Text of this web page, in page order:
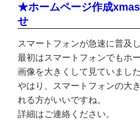
★ホームページ作成
せ
スマートフォンが急速に普及し
最初はスマートフォンでもホ
画像を大きくして見ていました
やはり、スマートフォンの大
れる方がいいですね。
詳細はご連絡ください。